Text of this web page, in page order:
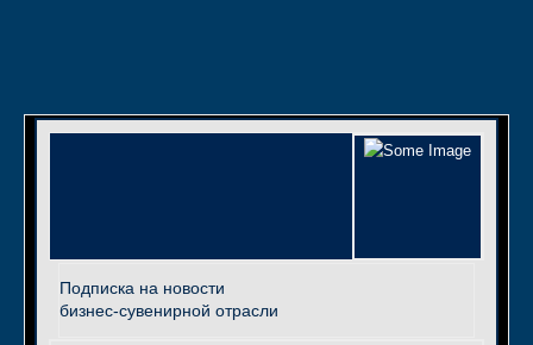
Подписка на новости
бизнес-сувенирной отрасли